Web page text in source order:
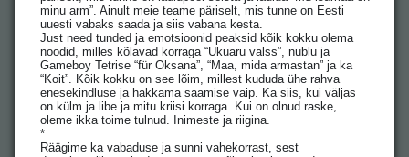
minu arm”. Ainult meie teame päriselt, mis tunne on Eesti
uuesti vabaks saada ja siis vabana kesta.
Just need tunded ja emotsioonid peaksid kõik kokku olema
noodid, milles kõlavad korraga “Ukuaru valss”, nublu ja
Gameboy Tetrise “für Oksana”, “Maa, mida armastan” ja ka
“Koit”. Kõik kokku on see lõim, millest kududa ühe rahva
enesekindluse ja hakkama saamise vaip. Ka siis, kui väljas
on külm ja libe ja mitu kriisi korraga. Kui on olnud raske,
oleme ikka toime tulnud. Inimeste ja riigina.
*
Räägime ka vabaduse ja sunni vahekorrast, sest